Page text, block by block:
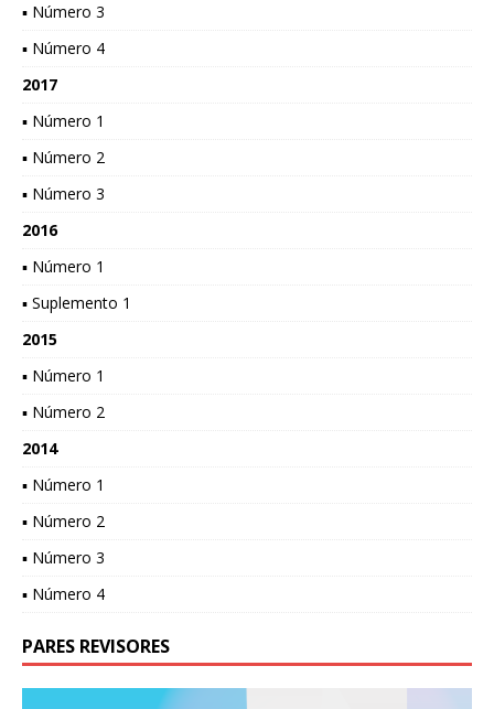
▪ Número 3
▪ Número 4
2017
▪ Número 1
▪ Número 2
▪ Número 3
2016
▪ Número 1
▪ Suplemento 1
2015
▪ Número 1
▪ Número 2
2014
▪ Número 1
▪ Número 2
▪ Número 3
▪ Número 4
PARES REVISORES